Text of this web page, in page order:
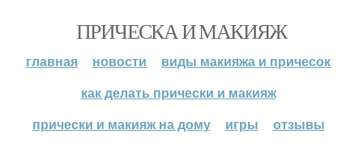
ПРИЧЕСКА И МАКИЯЖ
главная новости
виды макияжа и причесок
как делать прически и макияж
прически и макияж на дому
игры отзывы